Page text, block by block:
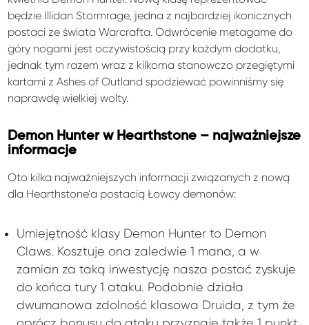
będzie Illidan Stormrage, jedna z najbardziej ikonicznych
postaci ze świata Warcrafta. Odwrócenie metagame do
góry nogami jest oczywistością przy każdym dodatku,
jednak tym razem wraz z kilkoma stanowczo przegiętymi
kartami z Ashes of Outland spodziewać powinniśmy się
naprawdę wielkiej wolty.
Demon Hunter w Hearthstone – najważniejsze
informacje
Oto kilka najważniejszych informacji związanych z nową
dla Hearthstone’a postacią Łowcy demonów:
Umiejętność klasy Demon Hunter to Demon
Claws. Kosztuje ona zaledwie 1 mana, a w
zamian za taką inwestycję nasza postać zyskuje
do końca tury 1 ataku. Podobnie działa
dwumanowa zdolność klasowa Druida, z tym że